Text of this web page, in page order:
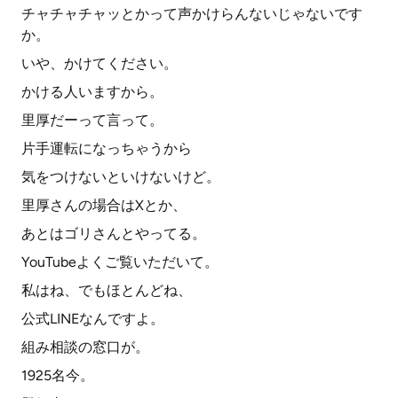
チャチャチャッとかって声かけらんないじゃないです
か。
いや、かけてください。
かける人いますから。
里厚だーって言って。
片手運転になっちゃうから
気をつけないといけないけど。
里厚さんの場合はXとか、
あとはゴリさんとやってる。
YouTubeよくご覧いただいて。
私はね、でもほとんどね、
公式LINEなんですよ。
組み相談の窓口が。
1925名今。